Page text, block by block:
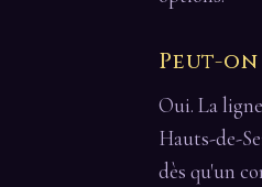
Peut-
Oui. La
Hauts-de-
dès qu'un